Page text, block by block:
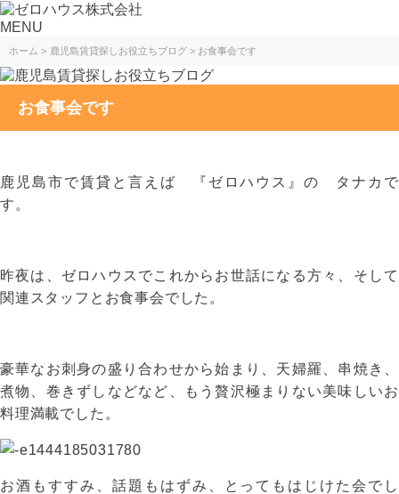
MENU
ホーム 鹿児島賃貸探しお役立ちブログ お食事会です
お食事会です
鹿児島市で賃貸と言えば 『ゼロハウス』の タナカで
す。
昨夜は、ゼロハウスでこれからお世話になる方々、そして
関連スタッフとお食事会でした。
豪華なお刺身の盛り合わせから始まり、天婦羅、串焼き、
煮物、巻きずしなどなど、もう贅沢極まりない美味しいお
料理満載でした。
お酒もすすみ、話題もはずみ、とってもはじけた会でし